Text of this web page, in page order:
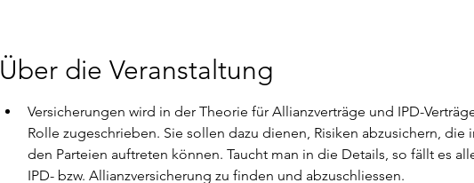
Über die Veranstaltung
Versicherungen wird in der Theorie für Allianzverträge und IPD-
Rolle zugeschrieben. Sie sollen dazu dienen, Risiken abzusichern, die
den Parteien auftreten können. Taucht man in die Details, so fällt es
IPD- bzw. Allianzversicherung zu finden und abzuschliessen.